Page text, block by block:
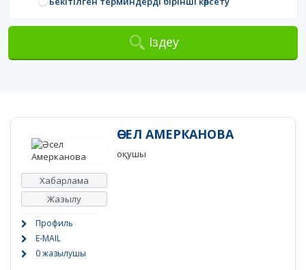
Іздеу
Хабарлама
Жазылу
Профиль
E-MAIL
0 жазылушы
ӘСЕЛ АМЕРКАНОВА
оқушы